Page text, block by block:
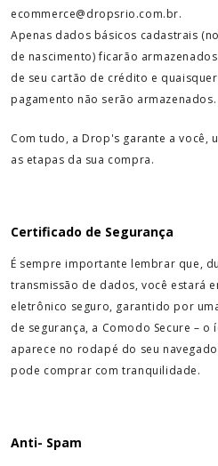
ecommerce@dropsrio.com.br.
Apenas dados básicos cadastrais
de nascimento) ficarão
de seu cartão de crédito e
pagamento não serão armazenados.
Com tudo, a Drop's garante a você,
as etapas da sua compra.
Certificado de Segurança
É sempre importante lembrar que,
transmissão de dados, você estará
eletrônico seguro, garantido por
de segurança, a Comodo Secure –
aparece no rodapé do seu
pode comprar com tranquilidade.
Anti- Spam